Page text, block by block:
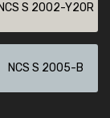
NCS S 2002-Y20R
NCS S 2005-B